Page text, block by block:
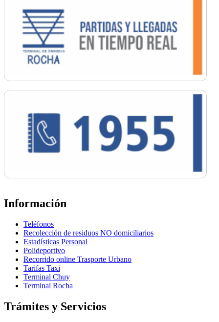
Información
Teléfonos
Recolección de residuos NO domiciliarios
Estadísticas Personal
Polideportivo
Recorrido online Trasporte Urbano
Tarifas Taxi
Terminal Chuy
Terminal Rocha
Trámites y Servicios